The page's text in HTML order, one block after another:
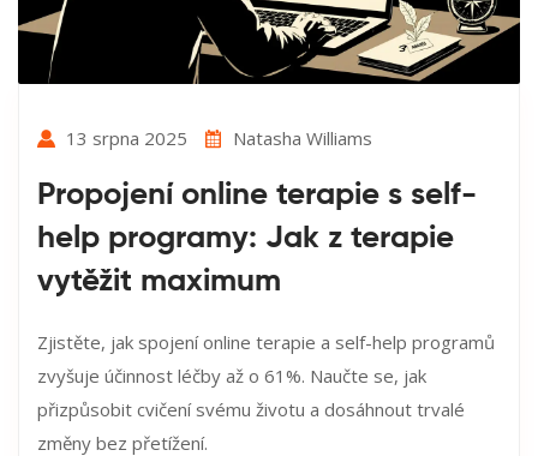
13 srpna 2025 Natasha Williams
Propojení online terapie s self-
help programy: Jak z terapie
vytěžit maximum
Zjistěte, jak spojení online terapie a self-help programů
zvyšuje účinnost léčby až o 61%. Naučte se, jak
přizpůsobit cvičení svému životu a dosáhnout trvalé
změny bez přetížení.